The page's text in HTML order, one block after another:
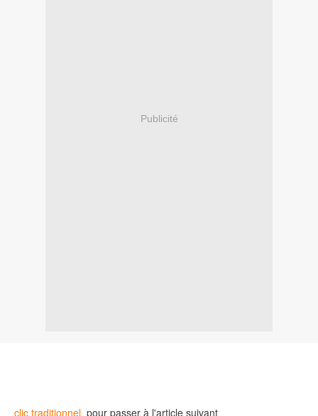
Publicité
clic traditionnel pour passer à l'article suivant